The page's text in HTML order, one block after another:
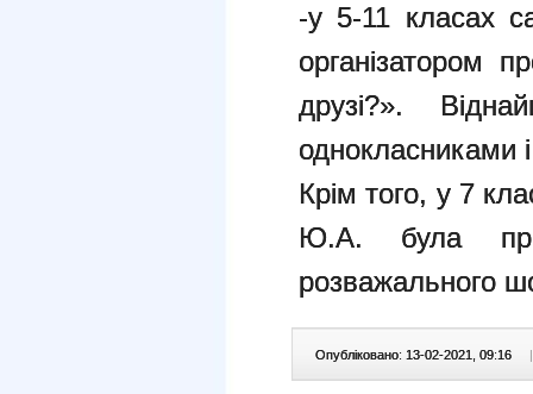
-у 5-11 класах
організатором
друзі?».
однокласниками
Крім того, у 7
Ю.А. була
розважального
Опубліковано: 13-02-2021, 09:16 |